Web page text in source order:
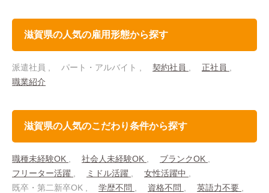
滋賀県の人気の雇用形態から探す
派遣社員 パート・アルバイト 契約社員
正社員
職業紹介
滋賀県の人気のこだわり条件から探す
職種未経験OK 社会人未経験OK
ブランクOK
フリーター活躍
ミドル活躍
女性活躍中
既卒・第二新卒OK
学歴不問 資格不問
英語力不要